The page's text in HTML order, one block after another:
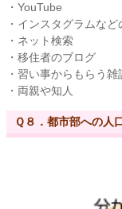
・YouTube
・インスタグラムなど
・ネット検索
・移住者のブログ
・習い事からもらう雑
・両親や知人
Ｑ８．都市部への人